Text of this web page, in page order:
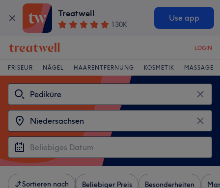
Treatwell
130K
Use app
LOGIN
FRISEUR NÄGEL HAARENTFERNUNG KOSMETIK MASSAGE
Sortieren nach Beliebiger Preis Besonderheiten